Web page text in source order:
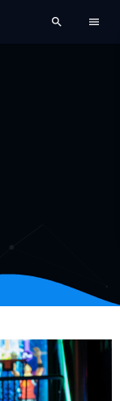
search menu